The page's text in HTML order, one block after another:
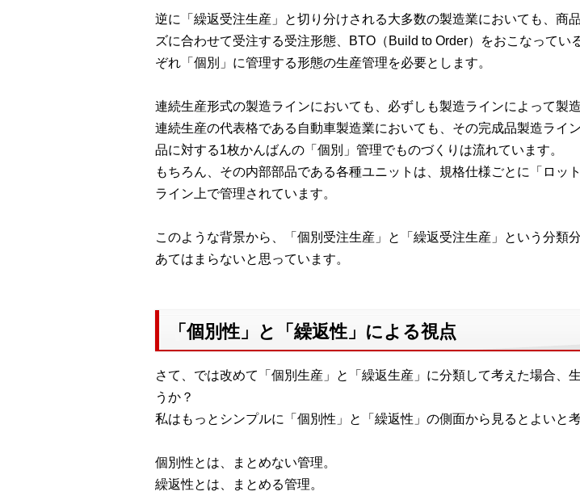
逆に「繰返受注生産」と切り分けされる大多数の製造業においても、商
ズに合わせて受注する受注形態、BTO（Build to Order）をおこなって
ぞれ「個別」に管理する形態の生産管理を必要とします。
連続生産形式の製造ラインにおいても、必ずしも製造ラインによって製
連続生産の代表格である自動車製造業においても、その完成品製造ライ
品に対する1枚かんばんの「個別」管理でものづくりは流れています。
もちろん、その内部部品である各種ユニットは、規格仕様ごとに「ロ
ライン上で管理されています。
このような背景から、「個別受注生産」と「繰返受注生産」という分類
あてはまらないと思っています。
「個別性」と「繰返性」による視点
さて、では改めて「個別生産」と「繰返生産」に分類して考えた場合、
うか？
私はもっとシンプルに「個別性」と「繰返性」の側面から見るとよいと考
個別性とは、まとめない管理。
繰返性とは、まとめる管理。